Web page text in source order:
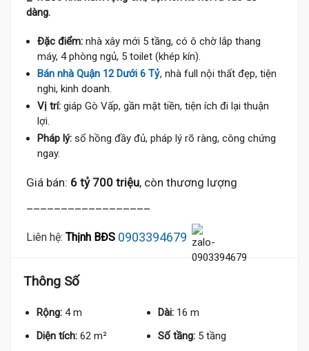
dàng.
Đặc điểm: nhà xây mới 5 tầng, có ô chờ lắp thang
máy, 4 phòng ngủ, 5 toilet (khép kín).
Bán nhà Quận 12 Dưới 6 Tỷ, nhà full nội thất đẹp, tiện
nghi, kinh doanh.
Vị trí: giáp Gò Vấp, gần mặt tiền, tiện ích đi lại thuận
lợi.
Pháp lý: sổ hồng đầy đủ, pháp lý rõ ràng, công chứng
ngay.
Giá bán: 6 tỷ 700 triệu, còn thương lượng
Liên hệ: Thịnh BĐS 0903394679
Thông Số
Rộng: 4 m Dài: 16 m
Diện tích: 62 m² Số tầng: 5 tầng